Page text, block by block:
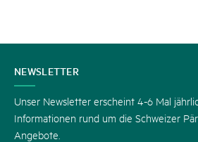
KONTAKT
NEWSLETTER
Unser Newsletter erscheint 4-6 Mal
Informationen rund um die Schweizer
Angebote.